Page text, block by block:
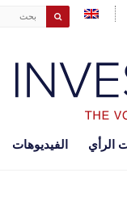
الرأي الفيديوهات